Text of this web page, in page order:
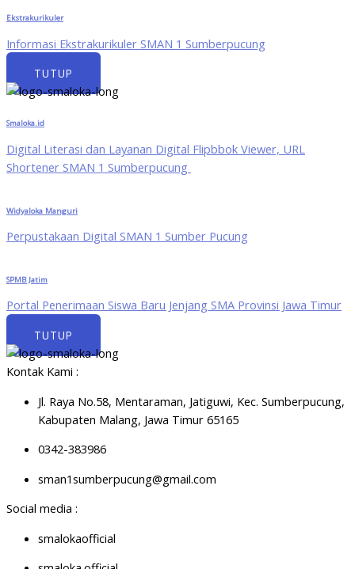
Ekstrakurikuler
Informasi Ekstrakurikuler SMAN 1 Sumberpucung
TUTUP
Smaloka.id
Digital Literasi dan Layanan Digital Flipbbok Viewer, URL
Shortener SMAN 1 Sumberpucung
Widyaloka Manguri
Perpustakaan Digital SMAN 1 Sumber Pucung
SPMB Jatim
Portal Penerimaan Siswa Baru Jenjang SMA Provinsi Jawa Timur
TUTUP
Kontak Kami :
Jl. Raya No.58, Mentaraman, Jatiguwi, Kec. Sumberpucung,
Kabupaten Malang, Jawa Timur 65165
0342-383986
sman1sumberpucung@gmail.com
Social media :
smalokaofficial